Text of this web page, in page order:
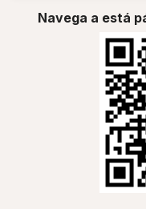
Navega a está